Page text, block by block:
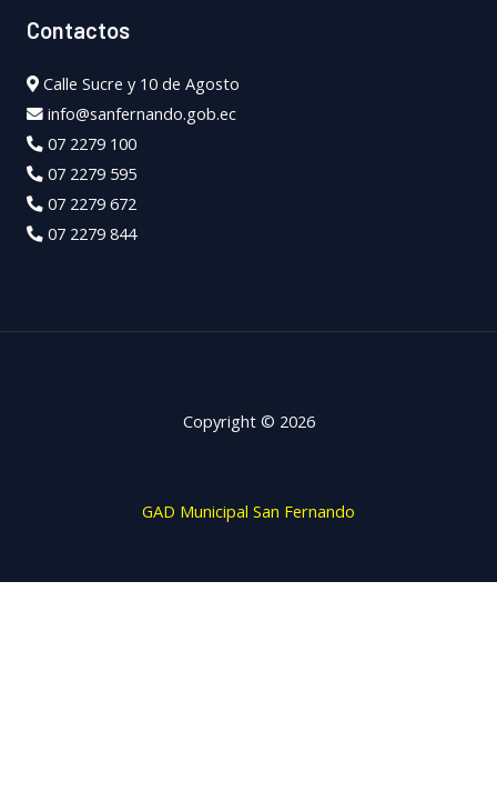
Contactos
Calle Sucre y 10 de Agosto
info@sanfernando.gob.ec
07 2279 100
07 2279 595
07 2279 672
07 2279 844
Copyright © 2026
GAD Municipal San Fernando